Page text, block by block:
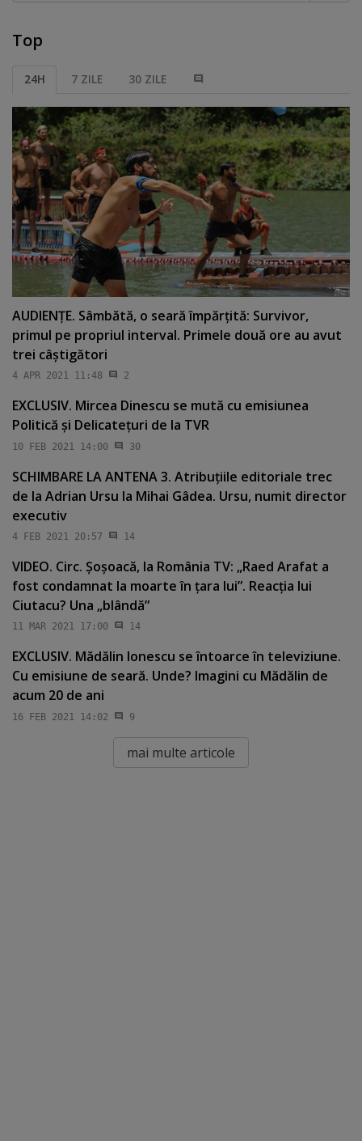
Top
24H 7 ZILE 30 ZILE
AUDIENŢE. Sâmbătă, o seară împărţită: Survivor,
primul pe propriul interval. Primele două ore au avut
trei câştigători
4 APR 2021 11:48 2
EXCLUSIV. Mircea Dinescu se mută cu emisiunea
Politică şi Delicateţuri de la TVR
10 FEB 2021 14:00 30
SCHIMBARE LA ANTENA 3. Atribuţiile editoriale trec
de la Adrian Ursu la Mihai Gâdea. Ursu, numit director
executiv
4 FEB 2021 20:57 14
VIDEO. Circ. Şoşoacă, la România TV: „Raed Arafat a
fost condamnat la moarte în ţara lui”. Reacţia lui
Ciutacu? Una „blândă”
11 MAR 2021 17:00 14
EXCLUSIV. Mădălin Ionescu se întoarce în televiziune.
Cu emisiune de seară. Unde? Imagini cu Mădălin de
acum 20 de ani
16 FEB 2021 14:02 9
mai multe articole